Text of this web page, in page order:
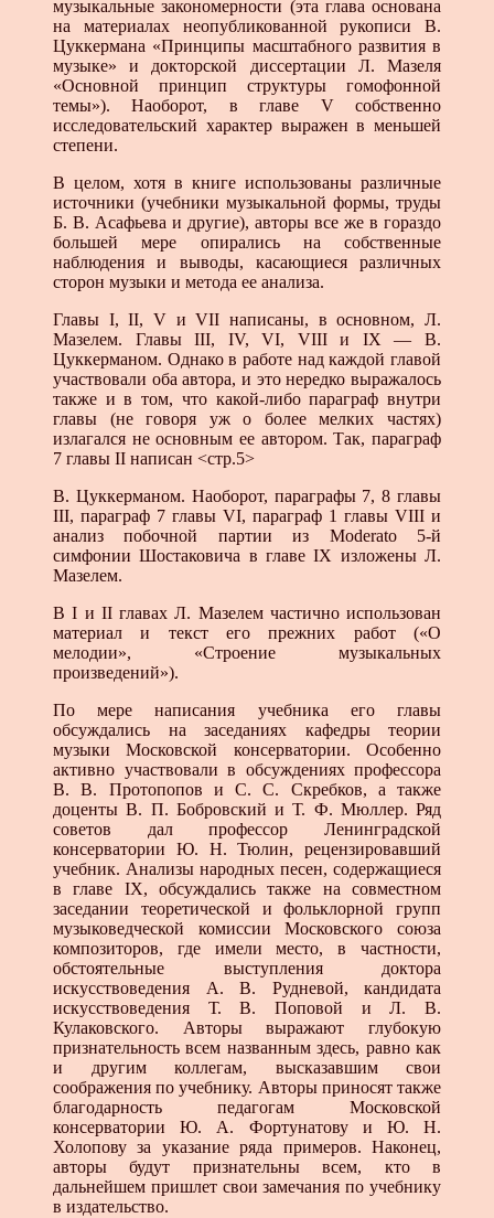
музыкальные закономерности (эта глава основана
на материалах неопубликованной рукописи В.
Цуккермана «Принципы масштабного развития в
музыке» и докторской диссертации Л. Мазеля
«Основной принцип структуры гомофонной
темы»). Наоборот, в главе V собственно
исследовательский характер выражен в меньшей
степени.
В целом, хотя в книге использованы различные
источники (учебники музыкальной формы, труды
Б. В. Асафьева и другие), авторы все же в гораздо
большей мере опирались на собственные
наблюдения и выводы, касающиеся различных
сторон музыки и метода ее анализа.
Главы I, II, V и VII написаны, в основном, Л.
Мазелем. Главы III, IV, VI, VIII и IX — В.
Цуккерманом. Однако в работе над каждой главой
участвовали оба автора, и это нередко выражалось
также и в том, что какой-либо параграф внутри
главы (не говоря уж о более мелких частях)
излагался не основным ее автором. Так, параграф
7 главы II написан <стр.5>
В. Цуккерманом. Наоборот, параграфы 7, 8 главы
III, параграф 7 главы VI, параграф 1 главы VIII и
анализ побочной партии из Moderato 5-й
симфонии Шостаковича в главе IX изложены Л.
Мазелем.
В I и II главах Л. Мазелем частично использован
материал и текст его прежних работ («О
мелодии», «Строение музыкальных
произведений»).
По мере написания учебника его главы
обсуждались на заседаниях кафедры теории
музыки Московской консерватории. Особенно
активно участвовали в обсуждениях профессора
В. В. Протопопов и С. С. Скребков, а также
доценты В. П. Бобровский и Т. Ф. Мюллер. Ряд
советов дал профессор Ленинградской
консерватории Ю. Н. Тюлин, рецензировавший
учебник. Анализы народных песен, содержащиеся
в главе IX, обсуждались также на совместном
заседании теоретической и фольклорной групп
музыковедческой комиссии Московского союза
композиторов, где имели место, в частности,
обстоятельные выступления доктора
искусствоведения А. В. Рудневой, кандидата
искусствоведения Т. В. Поповой и Л. В.
Кулаковского. Авторы выражают глубокую
признательность всем названным здесь, равно как
и другим коллегам, высказавшим свои
соображения по учебнику. Авторы приносят также
благодарность педагогам Московской
консерватории Ю. А. Фортунатову и Ю. Н.
Холопову за указание ряда примеров. Наконец,
авторы будут признательны всем, кто в
дальнейшем пришлет свои замечания по учебнику
в издательство.